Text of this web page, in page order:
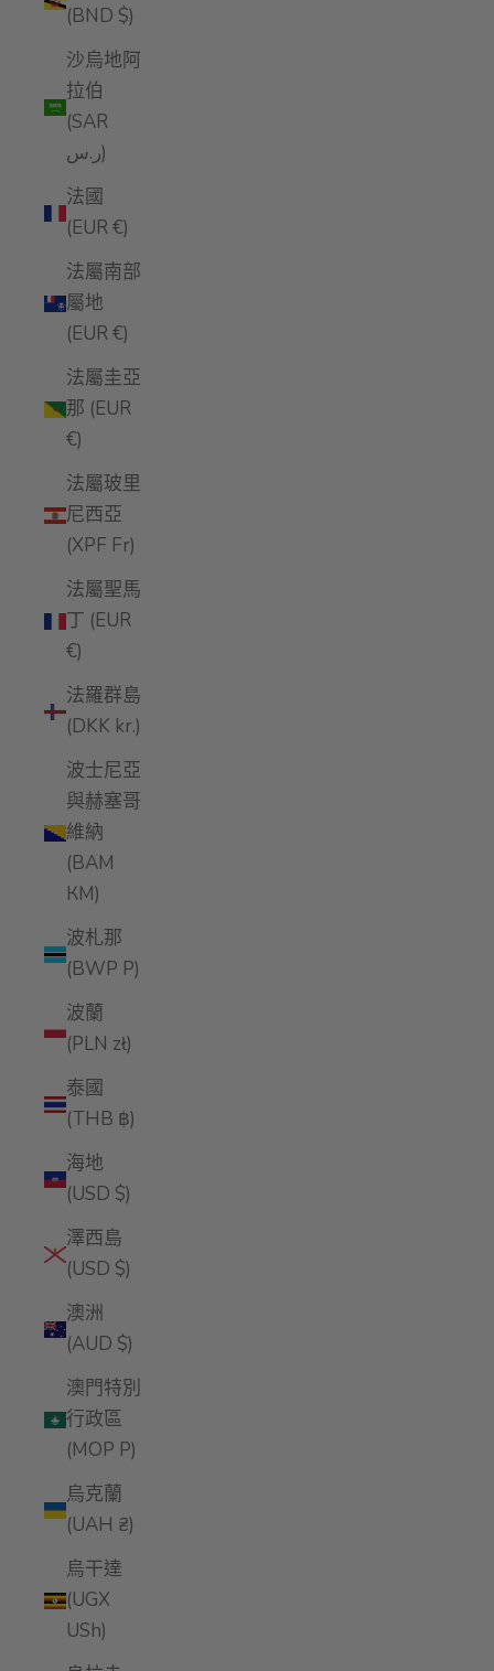
(BND $)
沙烏地阿
拉伯
(SAR
ر.س)
法國
(EUR €)
法屬南部
屬地
(EUR €)
法屬圭亞
那 (EUR
€)
法屬玻里
尼西亞
(XPF Fr)
法屬聖馬
丁 (EUR
€)
法羅群島
(DKK kr.)
波士尼亞
與赫塞哥
維納
(BAM
КМ)
波札那
(BWP P)
波蘭
(PLN zł)
泰國
(THB ฿)
海地
(USD $)
澤西島
(USD $)
澳洲
(AUD $)
澳門特別
行政區
(MOP P)
烏克蘭
(UAH ₴)
烏干達
(UGX
USh)